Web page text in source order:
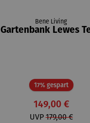
Bene Living
Gartenbank Lewes
17% gespartRabatt
149,00 €
UVP179,00 €